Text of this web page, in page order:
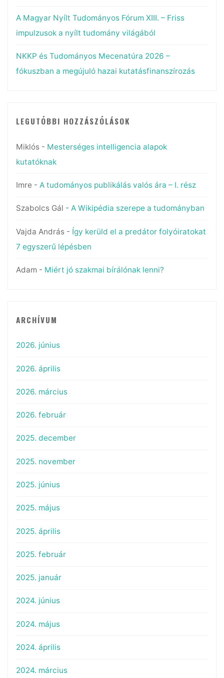
A Magyar Nyílt Tudományos Fórum XIII. – Friss
impulzusok a nyílt tudomány világából
NKKP és Tudományos Mecenatúra 2026 –
fókuszban a megújuló hazai kutatásfinanszírozás
LEGUTÓBBI HOZZÁSZÓLÁSOK
Miklós- Mesterséges intelligencia alapok
kutatóknak
Imre - A tudományos publikálás valós ára – I. rész
Szabolcs Gál - A Wikipédia szerepe a tudományban
Vajda András- Így kerüld el a predátor folyóiratokat
7 egyszerű lépésben
Adam - Miért jó szakmai bírálónak lenni?
ARCHÍVUM
2026. június
2026. április
2026. március
2026. február
2025. december
2025. november
2025. június
2025. május
2025. április
2025. február
2025. január
2024. június
2024. május
2024. április
2024. március